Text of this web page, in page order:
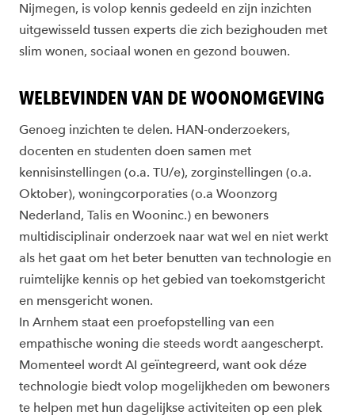
Nijmegen, is volop kennis gedeeld en zijn inzichten
uitgewisseld tussen experts die zich bezighouden met
slim wonen, sociaal wonen en gezond bouwen.
WELBEVINDEN VAN DE WOONOMGEVING
Genoeg inzichten te delen. HAN-onderzoekers,
docenten en studenten doen samen met
kennisinstellingen (o.a. TU/e), zorginstellingen (o.a.
Oktober), woningcorporaties (o.a Woonzorg
Nederland, Talis en Wooninc.) en bewoners
multidisciplinair onderzoek naar wat wel en niet werkt
als het gaat om het beter benutten van technologie en
ruimtelijke kennis op het gebied van toekomstgericht
en mensgericht wonen.
In Arnhem staat een proefopstelling van een
empathische woning die steeds wordt aangescherpt.
Momenteel wordt AI geïntegreerd, want ook déze
technologie biedt volop mogelijkheden om bewoners
te helpen met hun dagelijkse activiteiten op een plek